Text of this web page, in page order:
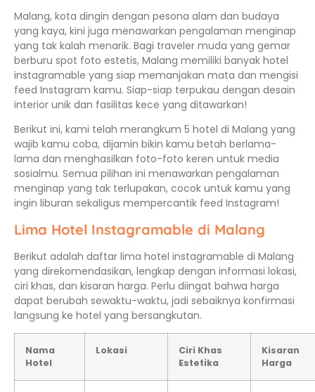
Malang, kota dingin dengan pesona alam dan budaya
yang kaya, kini juga menawarkan pengalaman menginap
yang tak kalah menarik. Bagi traveler muda yang gemar
berburu spot foto estetis, Malang memiliki banyak hotel
instagramable yang siap memanjakan mata dan mengisi
feed Instagram kamu. Siap-siap terpukau dengan desain
interior unik dan fasilitas kece yang ditawarkan!
Berikut ini, kami telah merangkum 5 hotel di Malang yang
wajib kamu coba, dijamin bikin kamu betah berlama-
lama dan menghasilkan foto-foto keren untuk media
sosialmu. Semua pilihan ini menawarkan pengalaman
menginap yang tak terlupakan, cocok untuk kamu yang
ingin liburan sekaligus mempercantik feed Instagram!
Lima Hotel Instagramable di Malang
Berikut adalah daftar lima hotel instagramable di Malang
yang direkomendasikan, lengkap dengan informasi lokasi,
ciri khas, dan kisaran harga. Perlu diingat bahwa harga
dapat berubah sewaktu-waktu, jadi sebaiknya konfirmasi
langsung ke hotel yang bersangkutan.
Nama
Hotel
Lokasi
Ciri Khas
Estetika
Kisaran
Harga